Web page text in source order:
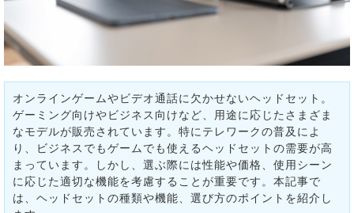
オンラインゲームやビデオ通話に欠かせないヘッドセット。
ゲーミング向けやビジネス向けなど、用途に応じたさまざま
なモデルが販売されています。特にテレワークの普及によ
り、ビジネスでもゲームでも使えるヘッドセットの需要が高
まっています。しかし、選ぶ際には性能や価格、使用シーン
に応じた適切な機能を考慮することが重要です。本記事で
は、ヘッドセットの種類や機能、選び方のポイントを紹介し